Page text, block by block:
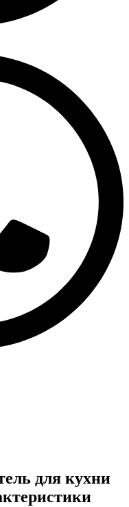
для кухни